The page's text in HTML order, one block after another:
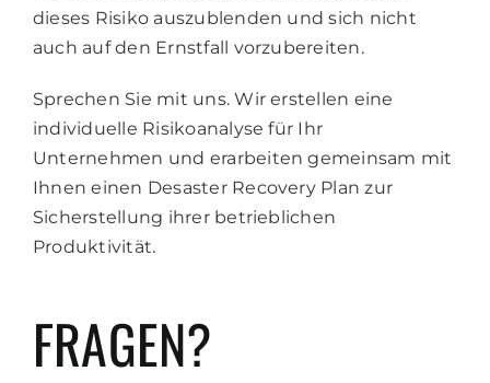
dieses Risiko auszublenden und sich nicht
auch auf den Ernstfall vorzubereiten.
Sprechen Sie mit uns. Wir erstellen eine
individuelle Risikoanalyse für Ihr
Unternehmen und erarbeiten gemeinsam mit
Ihnen einen Desaster Recovery Plan zur
Sicherstellung ihrer betrieblichen
Produktivität.
FRAGEN?